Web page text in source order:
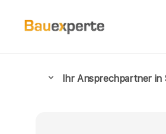
Ihr Ansprechpartner in